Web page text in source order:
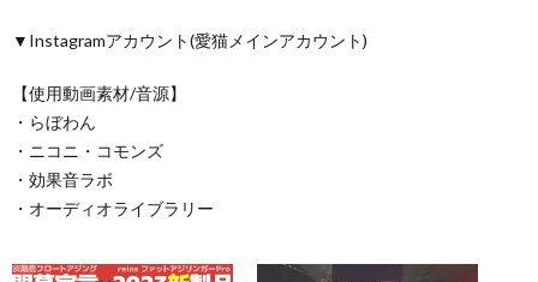
▼Instagramアカウント(愛猫メインアカウント)
【使用動画素材/音源】
・らぼわん
・ニコニ・コモンズ
・効果音ラボ
・オーディオライブラリー